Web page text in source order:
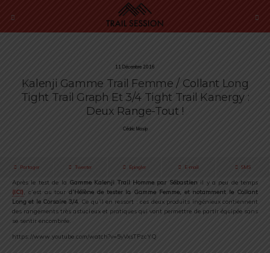
11 Décembre 2016
Kalenji Gamme Trail Femme / Collant Long
Tight Trail Graph Et 3/4 Tight Trail Kanergy :
Deux Range-Tout !
Cédric Masip
Partager Tweeter Épingler E-mail SMS
Après le test de la Gamme Kalenji Trail Homme par Sébastien il y a peu de temps
(ICI), c’est au tourd’Hélène de tester la Gamme Femme, et notamment le Collant
Long et le Corsaire 3/4. Ce qu’il en ressort : ces deux produits ingénieux contiennent
des rangements très astucieux et pratiques qui vont permettre de partir équipée sans
se sentir encombrée.
https://www.youtube.com/watch?v=5yVxsTPzcYQ